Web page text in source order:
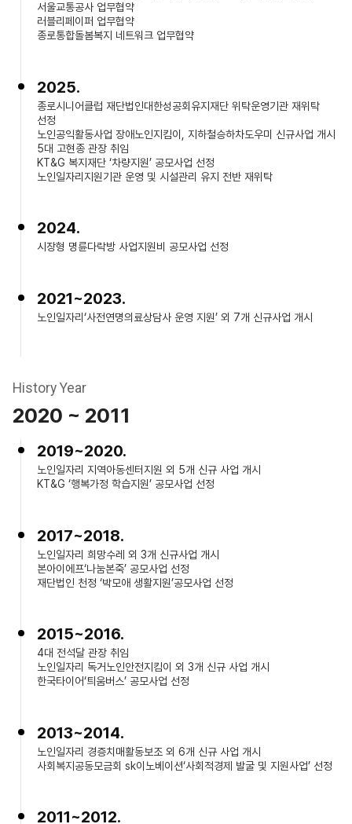
서울교통공사 업무협약
러블리페이퍼 업무협약
종로통합돌봄복지 네트워크 업무협약
2025.
종로시니어클럽 재단법인대한성공회유지재단 위탁운영기관 재위탁
선정
노인공익활동사업 장애노인지킴이, 지하철승하차도우미 신규사업 개시
5대 고현종 관장 취임
KT&G 복지재단 ‘차량지원’ 공모사업 선정
노인일자리지원기관 운영 및 시설관리 유지 전반 재위탁
2024.
시장형 명륜다락방 사업지원비 공모사업 선정
2021~2023.
노인일자리‘사전연명의료상담사 운영 지원’ 외 7개 신규사업 개시
History Year
2020 ~ 2011
2019~2020.
노인일자리 지역아동센터지원 외 5개 신규 사업 개시
KT&G ‘행복가정 학습지원’ 공모사업 선정
2017~2018.
노인일자리 희망수레 외 3개 신규사업 개시
본아이에프‘나눔본죽’ 공모사업 선정
재단법인 천정 ‘박모애 생활지원’공모사업 선정
2015~2016.
4대 전석달 관장 취임
노인일자리 독거노인안전지킴이 외 3개 신규 사업 개시
한국타이어‘틔움버스’ 공모사업 선정
2013~2014.
노인일자리 경증치매활동보조 외 6개 신규 사업 개시
사회복지공동모금회 sk이노베이션‘사회적경제 발굴 및 지원사업’ 선정
2011~2012.